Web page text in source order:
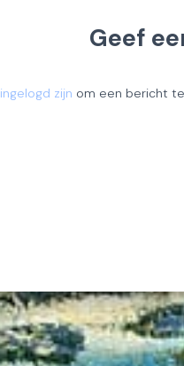
Geef
ingelogd zijn om een bericht te